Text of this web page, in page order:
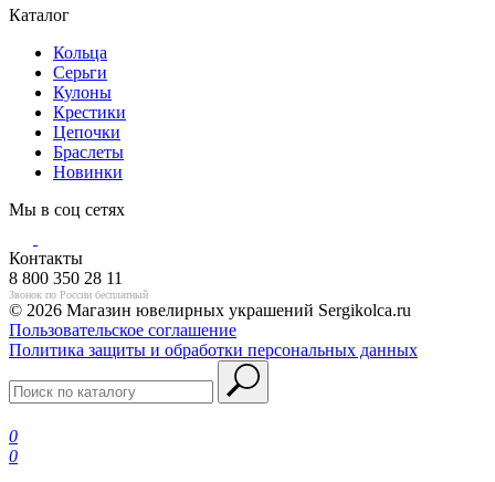
Каталог
Кольца
Серьги
Кулоны
Крестики
Цепочки
Браслеты
Новинки
Мы в соц сетях
Контакты
8 800 350 28 11
Звонок по России бесплатный
© 2026 Магазин ювелирных украшений Sergikolca.ru
Пользовательское соглашение
Политика защиты и обработки персональных данных
0
0